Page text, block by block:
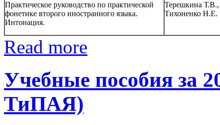
Практическое руководство по практической
фонетике второго иностранного языка.
Интонация.
Терешкина Т.В.,
Тихоненко Н.Е.
Read more
Учебные пособия за
ТиПАЯ)